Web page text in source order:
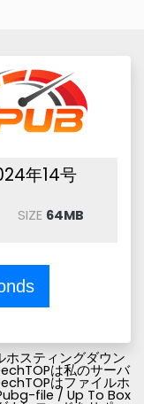
年14号
SIZE 64MB
スティングダウン
は私のサーバ
はファイルホ
file / Up To Box